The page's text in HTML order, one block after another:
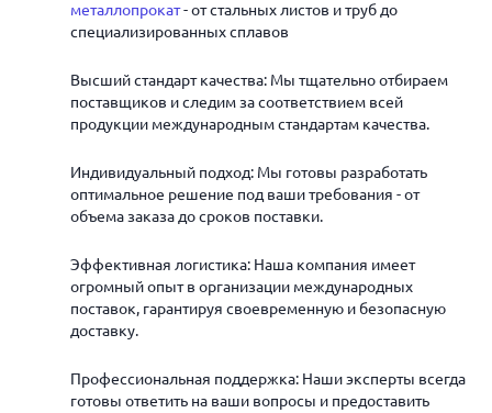
металлопрокат- от стальных листов и труб до
специализированных сплавов
Высший стандарт качества: Мы тщательно отбираем
поставщиков и следим за соответствием всей
продукции международным стандартам качества.
Индивидуальный подход: Мы готовы разработать
оптимальное решение под ваши требования - от
объема заказа до сроков поставки.
Эффективная логистика: Наша компания имеет
огромный опыт в организации международных
поставок, гарантируя своевременную и безопасную
доставку.
Профессиональная поддержка: Наши эксперты всегда
готовы ответить на ваши вопросы и предоставить